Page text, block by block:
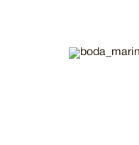
Imatge